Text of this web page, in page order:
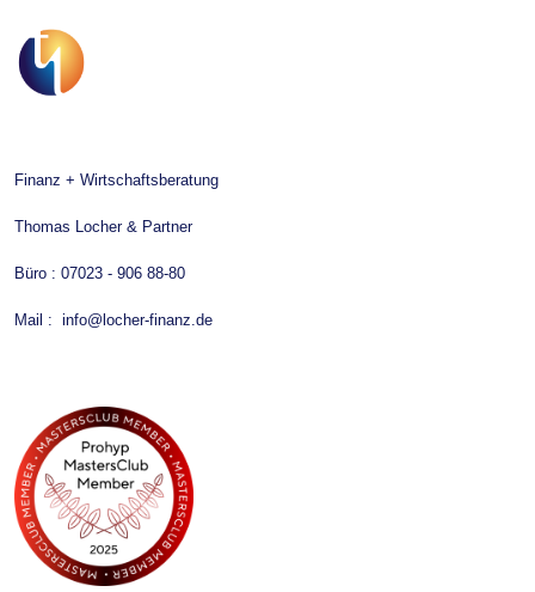
Finanz + Wirtschaftsberatung
Thomas Locher & Partner
Büro : 07023 - 906 88-80
Mail : info@locher-finanz.de